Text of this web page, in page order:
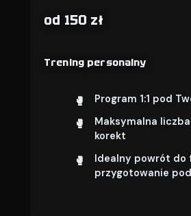
od 150 zł
Trening personalny
Program 1:1 pod
Maksymalna
korekt
Idealny powrót do
przygotowanie